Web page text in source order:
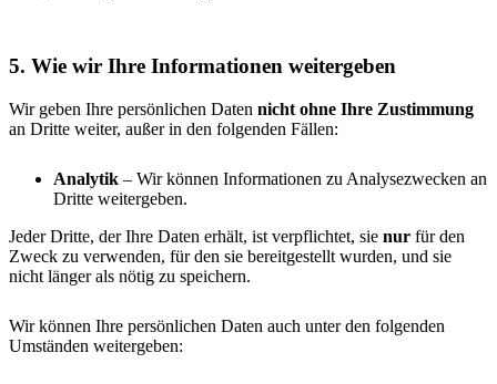
5. Wie wir Ihre Informationen weitergeben
Wir geben Ihre persönlichen Daten nicht ohne Ihre Zustimmung
an Dritte weiter, außer in den folgenden Fällen:
Analytik – Wir können Informationen zu Analysezwecken an
Dritte weitergeben.
Jeder Dritte, der Ihre Daten erhält, ist verpflichtet, sie nur für den
Zweck zu verwenden, für den sie bereitgestellt wurden, und sie
nicht länger als nötig zu speichern.
Wir können Ihre persönlichen Daten auch unter den folgenden
Umständen weitergeben: